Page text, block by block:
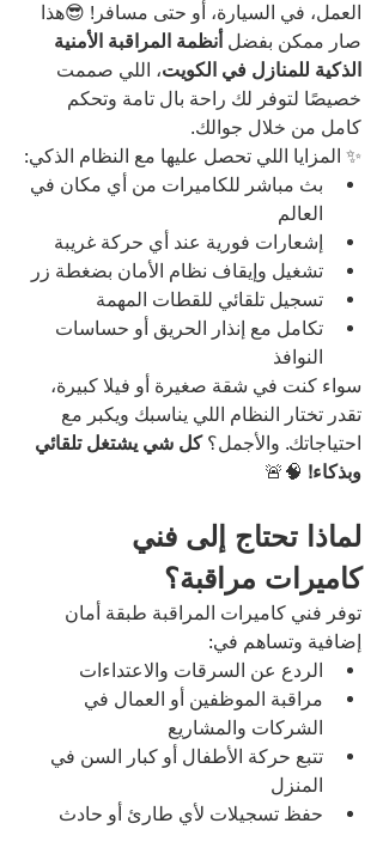
العمل، في السيارة، أو حتى مسافر! 😎هذا
صار ممكن بفضل أنظمة المراقبة الأمنية
الذكية للمنازل في الكويت، اللي صممت
خصيصًا لتوفر لك راحة بال تامة وتحكم
كامل من خلال جوالك.
✨ المزايا اللي تحصل عليها مع النظام الذكي:
بث مباشر للكاميرات من أي مكان في
العالم
إشعارات فورية عند أي حركة غريبة
تشغيل وإيقاف نظام الأمان بضغطة زر
تسجيل تلقائي للقطات المهمة
تكامل مع إنذار الحريق أو حساسات
النوافذ
سواء كنت في شقة صغيرة أو فيلا كبيرة،
تقدر تختار النظام اللي يناسبك ويكبر مع
احتياجاتك. والأجمل؟ كل شي يشتغل تلقائي
وبذكاء! 🧠🚨
لماذا تحتاج إلى فني
كاميرات مراقبة؟
توفر فني كاميرات المراقبة طبقة أمان
إضافية وتساهم في:
الردع عن السرقات والاعتداءات
مراقبة الموظفين أو العمال في
الشركات والمشاريع
تتبع حركة الأطفال أو كبار السن في
المنزل
حفظ تسجيلات لأي طارئ أو حادث